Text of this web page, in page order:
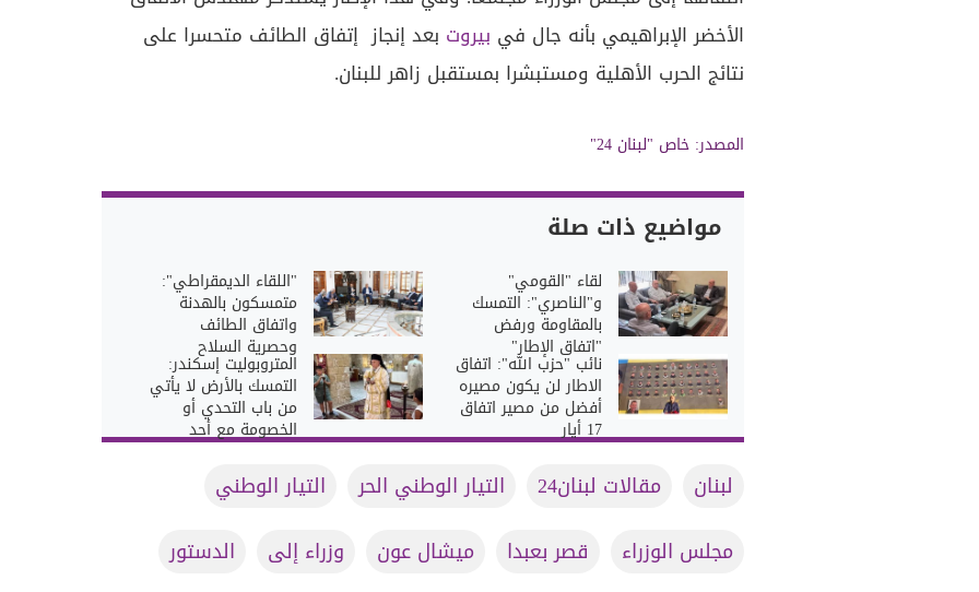
الأخضر الإبراهيمي بأنه جال في بيروت بعد إنجاز إتفاق الطائف متحسرا على
نتائج الحرب الأهلية ومستبشرا بمستقبل زاهر للبنان.
المصدر: خاص "لبنان 24"
مواضيع ذات صلة
لقاء "القومي"
و"الناصري": التمسك
بالمقاومة ورفض
"اتفاق الإطار"
"اللقاء الديمقراطي":
متمسكون بالهدنة
واتفاق الطائف
وحصرية السلاح
نائب "حزب الله": اتفاق
الاطار لن يكون مصيره
أفضل من مصير اتفاق
17 أيار
المتروبوليت إسكندر:
التمسك بالأرض لا يأتي
من باب التحدي أو
الخصومة مع أحد
لبنان مقالات لبنان24 التيار الوطني الحر
التيار الوطني
مجلس الوزراء
قصر بعبدا ميشال عون وزراء إلى الدستور